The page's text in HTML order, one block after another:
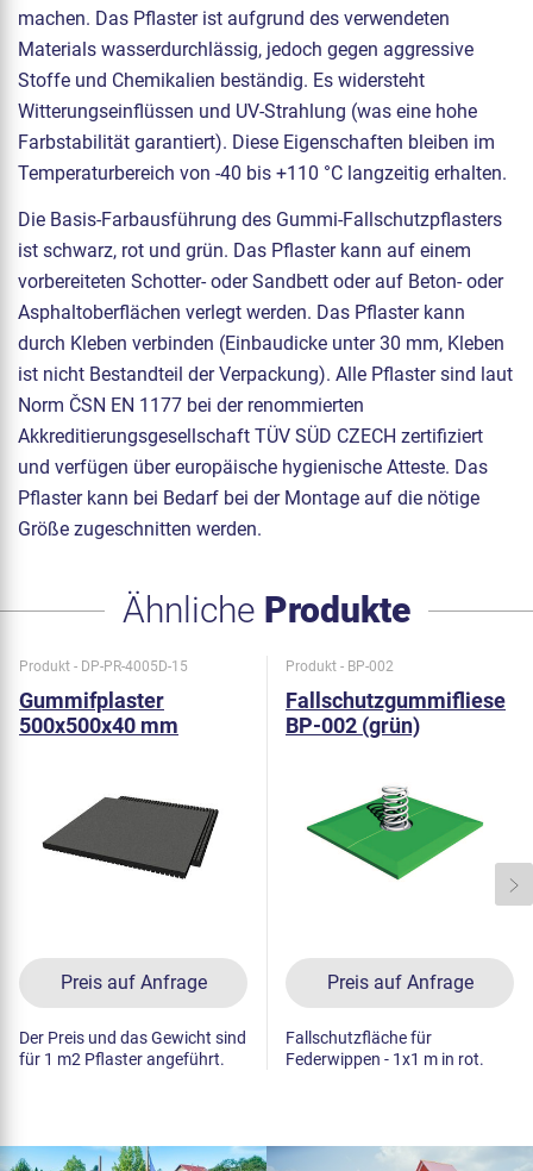
machen. Das Pflaster ist aufgrund des verwendeten
Materials wasserdurchlässig, jedoch gegen aggressive
Stoffe und Chemikalien beständig. Es widersteht
Witterungseinflüssen und UV-Strahlung (was eine hohe
Farbstabilität garantiert). Diese Eigenschaften bleiben im
Temperaturbereich von -40 bis +110 °C langzeitig erhalten.
Die Basis-Farbausführung des Gummi-Fallschutzpflasters
ist schwarz, rot und grün. Das Pflaster kann auf einem
vorbereiteten Schotter- oder Sandbett oder auf Beton- oder
Asphaltoberflächen verlegt werden. Das Pflaster kann
durch Kleben verbinden (Einbaudicke unter 30 mm, Kleben
ist nicht Bestandteil der Verpackung). Alle Pflaster sind laut
Norm ČSN EN 1177 bei der renommierten
Akkreditierungsgesellschaft TÜV SÜD CZECH zertifiziert
und verfügen über europäische hygienische Atteste. Das
Pflaster kann bei Bedarf bei der Montage auf die nötige
Größe zugeschnitten werden.
Ähnliche Produkte
Produkt - DP-PR-4005D-15
Gummifplaster
500x500x40 mm
Preis auf Anfrage
Der Preis und das Gewicht sind
für 1 m2 Pflaster angeführt.
Produkt - BP-002
Fallschutzgummifliese
BP-002 (grün)
Preis auf Anfrage
Fallschutzfläche für
Federwippen - 1x1 m in rot.